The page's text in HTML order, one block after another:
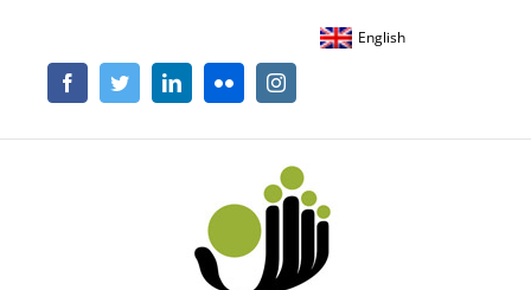
contenu
English
FacebookTwitterLinkedInFlickr Instagram